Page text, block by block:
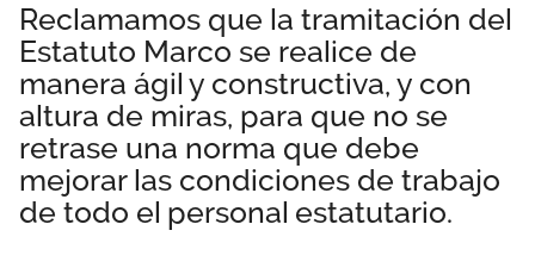
Sala de prensa
Perspectivas
Vídeos
Únete
Reclamamos que la tramitación del
Estatuto Marco se realice de
manera ágil y constructiva, y con
altura de miras, para que no se
retrase una norma que debe
mejorar las condiciones de trabajo
de todo el personal estatutario.